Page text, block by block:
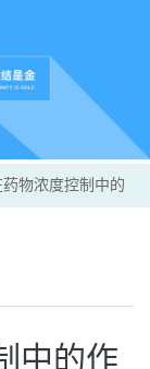
物浓度控制中的
中的作